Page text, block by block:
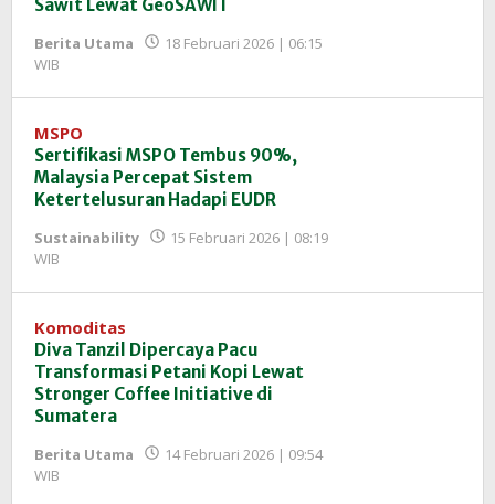
Sawit Lewat GeoSAWIT
Berita Utama
18 Februari 2026 | 06:15
WIB
InfoSAWIT
MSPO
Sertifikasi MSPO Tembus 90%,
Malaysia Percepat Sistem
Ketertelusuran Hadapi EUDR
Sustainability
15 Februari 2026 | 08:19
WIB
InfoSAWIT
Komoditas
Diva Tanzil Dipercaya Pacu
Transformasi Petani Kopi Lewat
Stronger Coffee Initiative di
Sumatera
Berita Utama
14 Februari 2026 | 09:54
WIB